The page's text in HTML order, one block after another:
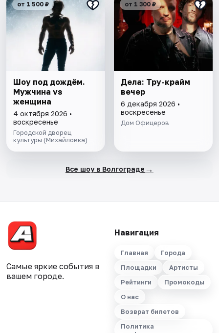
от 1 500 ₽
Шоу под дождём.
Мужчина vs
женщина
4 октября 2026 •
воскресенье
Городской дворец
культуры (Михайловка)
от 1 300 ₽
Дела: Тру-крайм
вечер
6 декабря 2026 •
воскресенье
Дом Офицеров
Все шоу в Волгограде →
Самые яркие события в
вашем городе.
Навигация
Главная
Города
Площадки
Артисты
Рейтинги
Промокоды
О нас
Возврат билетов
Политика